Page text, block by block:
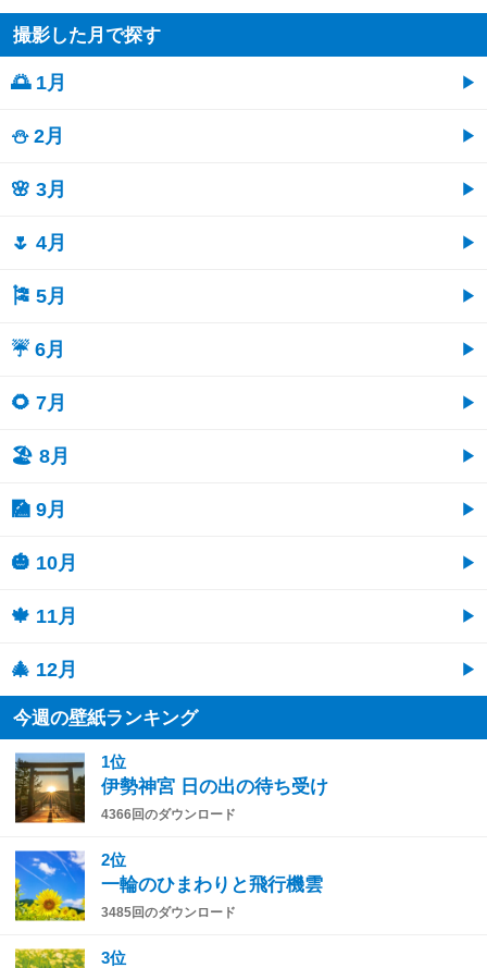
撮影した月で探す
🌅 1月
⛄ 2月
🌸 3月
🌷 4月
🎏 5月
☔ 6月
🌻 7月
🏖 8月
🎑 9月
🎃 10月
🍁 11月
🎄 12月
今週の壁紙ランキング
1位
伊勢神宮 日の出の待ち受け
4366回のダウンロード
2位
一輪のひまわりと飛行機雲
3485回のダウンロード
3位